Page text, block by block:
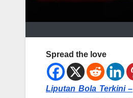
Spread the love
Liputan Bola Terkini –